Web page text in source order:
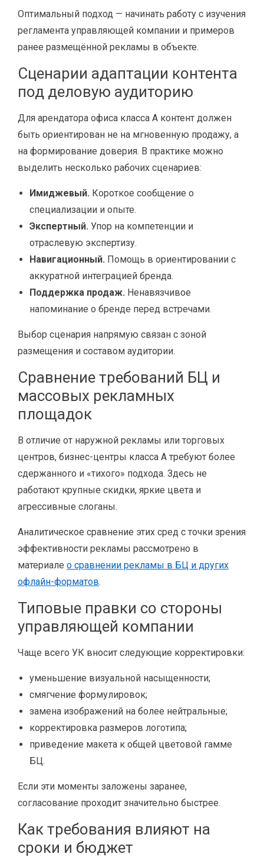
Оптимальный подход — начинать работу с изучения
регламента управляющей компании и примеров
ранее размещённой рекламы в объекте.
Сценарии адаптации контента
под деловую аудиторию
Для арендатора офиса класса A контент должен
быть ориентирован не на мгновенную продажу, а
на формирование доверия. В практике можно
выделить несколько рабочих сценариев:
Имиджевый. Короткое сообщение о
специализации и опыте.
Экспертный. Упор на компетенции и
отраслевую экспертизу.
Навигационный. Помощь в ориентировании с
аккуратной интеграцией бренда.
Поддержка продаж. Ненавязчивое
напоминание о бренде перед встречами.
Выбор сценария напрямую связан с зоной
размещения и составом аудитории.
Сравнение требований БЦ и
массовых рекламных
площадок
В отличие от наружной рекламы или торговых
центров, бизнес-центры класса A требуют более
сдержанного и «тихого» подхода. Здесь не
работают крупные скидки, яркие цвета и
агрессивные слоганы.
Аналитическое сравнение этих сред с точки зрения
эффективности рекламы рассмотрено в
материале о сравнении рекламы в БЦ и других
офлайн-форматов.
Типовые правки со стороны
управляющей компании
Чаще всего УК вносит следующие корректировки:
уменьшение визуальной насыщенности;
смягчение формулировок;
замена изображений на более нейтральные;
корректировка размеров логотипа;
приведение макета к общей цветовой гамме
БЦ.
Если эти моменты заложены заранее,
согласование проходит значительно быстрее.
Как требования влияют на
сроки и бюджет